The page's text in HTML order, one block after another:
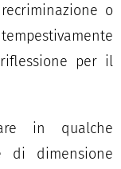
o
per il
in qualche
di dimensione